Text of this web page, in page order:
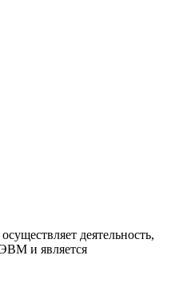
деятельность,
и является